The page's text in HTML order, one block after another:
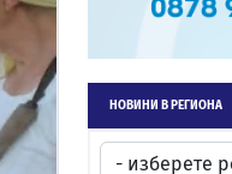
НОВИНИ В РЕГИОНА